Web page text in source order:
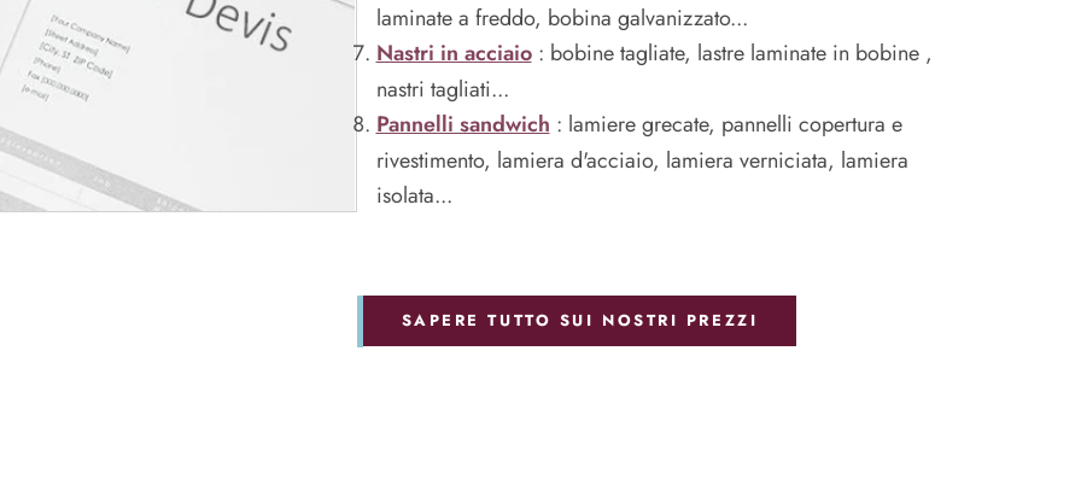
laminate a freddo, bobina galvanizzato...
Nastri in acciaio : bobine tagliate, lastre laminate in bobine ,
nastri tagliati...
Pannelli sandwich : lamiere grecate, pannelli copertura e
rivestimento, lamiera d'acciaio, lamiera verniciata, lamiera
isolata...
SAPERE TUTTO SUI NOSTRI PREZZI